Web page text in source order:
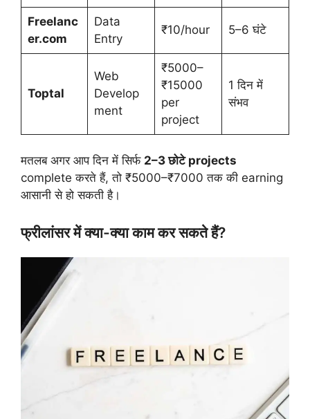
Freelanc
er.com
Data
Entry
₹10/hour 5–6 घंटे
Toptal
Web
Develop
ment
₹5000–
₹15000
per
project
1 दिन में
संभव
मतलब अगर आप दिन में सिर्फ 2–3 छोटे projects
complete करते हैं, तो ₹5000–₹7000 तक की earning
आसानी से हो सकती है।
फ्रीलांसर में क्या-क्या काम कर सकते हैं?